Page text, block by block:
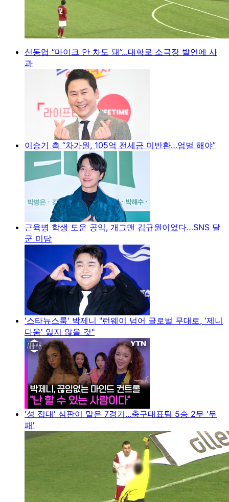
신동엽 “마이크 안 차도 돼”...대학로 소극장 발언에 사
과
이승기 측 “차가원, 105억 전세금 미반환…엄벌 해야”
근육병 학생 도운 공익, 개그맨 김규원이었다…SNS 달
군 미담
'스타뉴스룸' 박제니 "런웨이 넘어 글로벌 무대로, '제니
다움' 잃지 않을 것"
'성 접대' 심판이 맡은 7경기...축구대표팀 5승 2무 '무
패'